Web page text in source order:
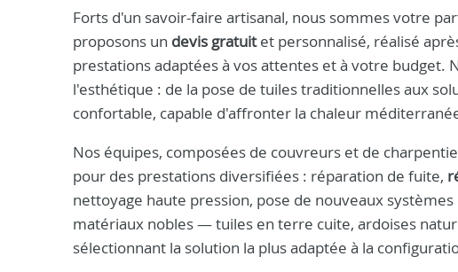
Forts d'un savoir-faire artisanal, nous sommes votre
proposons un devis gratuitet personnalisé, réalisé
prestations adaptées à vos attentes et à votre
l'esthétique : de la pose de tuiles traditionnelles aux
confortable, capable d'affronter la chaleur
Nos équipes, composées de couvreurs et de
pour des prestations diversifiées : réparation de fuite,
nettoyage haute pression, pose de nouveaux
matériaux nobles — tuiles en terre cuite, ardoises
sélectionnant la solution la plus adaptée à la